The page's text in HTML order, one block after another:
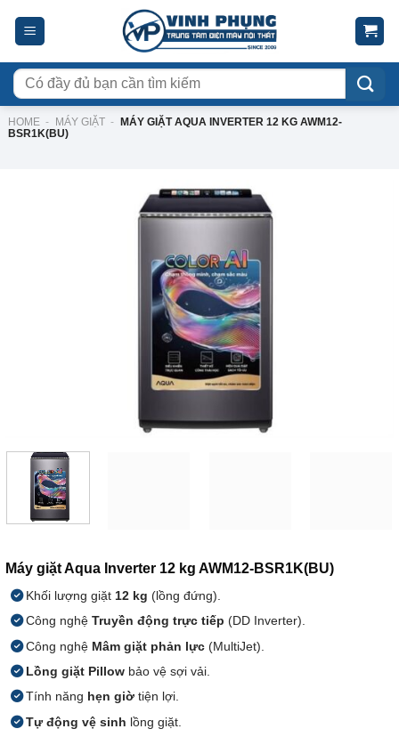
Tìm
kiếm:
HOME - MÁY GIẶT -
MÁY GIẶT AQUA INVERTER 12 KG AWM12-
BSR1K(BU)
Máy giặt Aqua Inverter 12 kg AWM12-BSR1K(BU)
Khối lượng giặt 12 kg (lồng đứng).
Công nghệ Truyền động trực tiếp (DD Inverter).
Công nghệ Mâm giặt phản lực(MultiJet).
Lồng giặt Pillowbảo vệ sợi vải.
Tính năng hẹn giờtiện lợi.
Tự động vệ sinh lồng giặt.